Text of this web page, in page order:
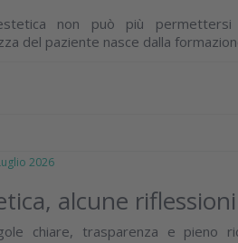
non può più permettersi
del paziente nasce dalla
2026
alcune
chiare, trasparenza e pieno